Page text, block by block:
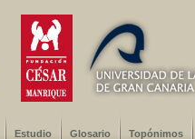
Estudio Glosario Topónimos